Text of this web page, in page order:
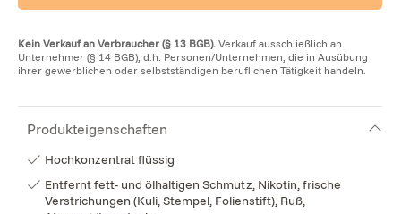
Kein Verkauf an Verbraucher (§ 13 BGB). Verkauf ausschließlich an
Unternehmer (§ 14 BGB), d.h. Personen/Unternehmen, die in Ausübung
ihrer gewerblichen oder selbstständigen beruflichen Tätigkeit handeln.
Produkteigenschaften
Hochkonzentrat flüssig
Entfernt fett- und ölhaltigen Schmutz, Nikotin, frische
Verstrichungen (Kuli, Stempel, Folienstift), Ruß,